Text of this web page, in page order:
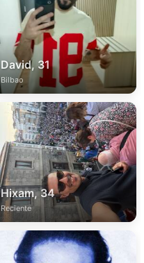
David, 31
Bilbao
Hixam, 34
Reciente